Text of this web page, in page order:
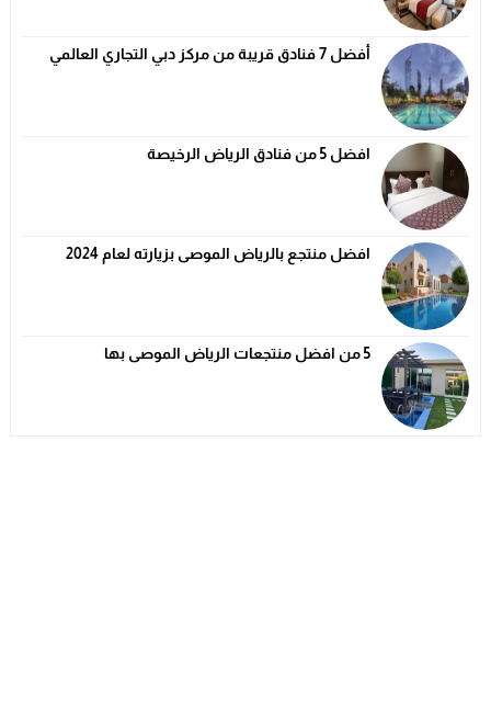
أفضل 7 فنادق قريبة من مركز دبي التجاري العالمي
افضل 5 من فنادق الرياض الرخيصة
افضل منتجع بالرياض الموصى بزيارته لعام 2024
5 من افضل منتجعات الرياض الموصى بها